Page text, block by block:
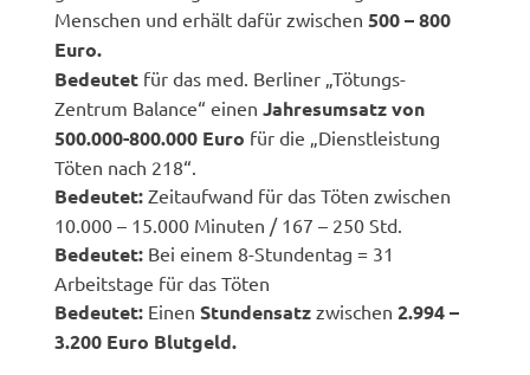
Menschen und erhält dafür zwischen 500 – 800
Euro.
Bedeutet für das med. Berliner „Tötungs-
Zentrum Balance“ einen Jahresumsatz von
500.000-800.000 Euro für die „Dienstleistung
Töten nach 218“.
Bedeutet: Zeitaufwand für das Töten zwischen
10.000 – 15.000 Minuten / 167 – 250 Std.
Bedeutet: Bei einem 8-Stundentag = 31
Arbeitstage für das Töten
Bedeutet: EinenStundensatz zwischen2.994 –
3.200 Euro Blutgeld.